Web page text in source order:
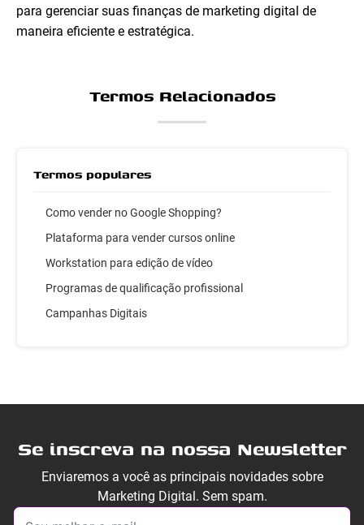
para gerenciar suas finanças de marketing digital de
maneira eficiente e estratégica.
Termos Relacionados
Termos populares
Como vender no Google Shopping?
Plataforma para vender cursos online
Workstation para edição de vídeo
Programas de qualificação profissional
Campanhas Digitais
Se inscreva na nossa Newsletter
Enviaremos a você as principais novidades sobre
Marketing Digital. Sem spam.